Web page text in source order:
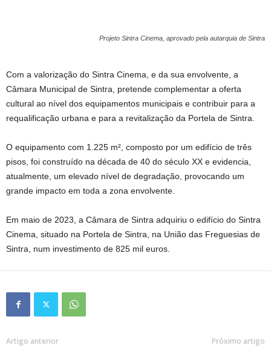
Projeto Sintra Cinema, aprovado pela autarquia de Sintra
Com a valorização do Sintra Cinema, e da sua envolvente, a
Câmara Municipal de Sintra, pretende complementar a oferta
cultural ao nível dos equipamentos municipais e contribuir para a
requalificação urbana e para a revitalização da Portela de Sintra.
O equipamento com 1.225 m², composto por um edifício de três
pisos, foi construído na década de 40 do século XX e evidencia,
atualmente, um elevado nível de degradação, provocando um
grande impacto em toda a zona envolvente.
Em maio de 2023, a Câmara de Sintra adquiriu o edifício do Sintra
Cinema, situado na Portela de Sintra, na União das Freguesias de
Sintra, num investimento de 825 mil euros.
Artigo anterior Próximo artigo